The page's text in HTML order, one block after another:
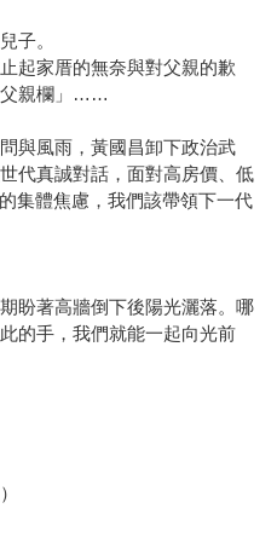
子。
起家厝的無奈與對父親的歉
父親欄」……
與風雨，黃國昌卸下政治武
代真誠對話，面對高房價、低
集體焦慮，我們該帶領下一代
盼著高牆倒下後陽光灑落。哪
的手，我們就能一起向光前